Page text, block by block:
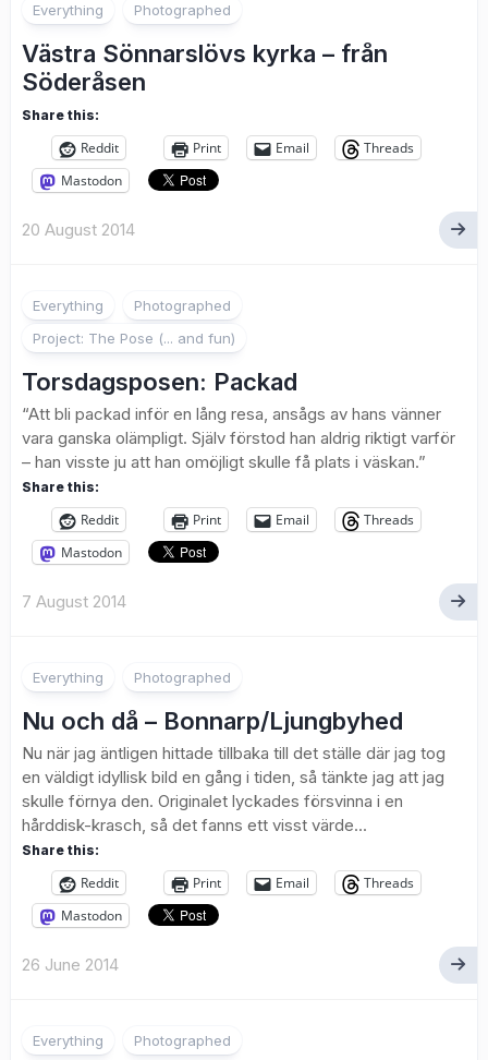
Everything Photographed
Västra Sönnarslövs kyrka – från
Söderåsen
Share this:
Reddit Print Email
Threads
Mastodon
20 August 2014
Everything
Photographed
Project: The Pose (... and fun)
Torsdagsposen: Packad
“Att bli packad inför en lång resa, ansågs av hans vänner
vara ganska olämpligt. Själv förstod han aldrig riktigt varför
– han visste ju att han omöjligt skulle få plats i väskan.”
Share this:
Reddit Print Email
Threads
Mastodon
7 August 2014
Everything Photographed
Nu och då – Bonnarp/Ljungbyhed
Nu när jag äntligen hittade tillbaka till det ställe där jag tog
en väldigt idyllisk bild en gång i tiden, så tänkte jag att jag
skulle förnya den. Originalet lyckades försvinna i en
hårddisk-krasch, så det fanns ett visst värde...
Share this:
Reddit Print Email
Threads
Mastodon
26 June 2014
Everything Photographed